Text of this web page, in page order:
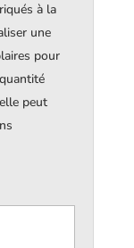
à la
une
pour
peut